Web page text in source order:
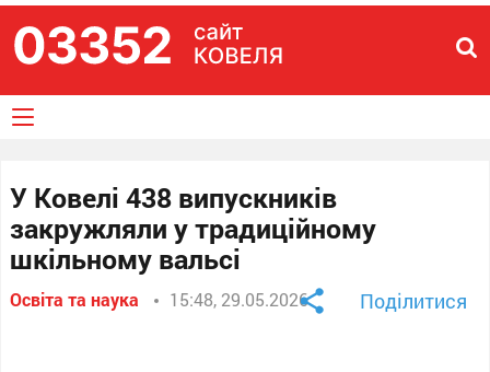
У Ковелі 438 випускників
закружляли у традиційному
шкільному вальсі
Освіта та наука 15:48, 29.05.2026 Поділитися